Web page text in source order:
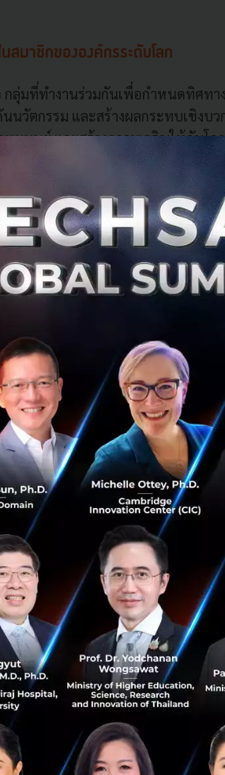
สมาชิกขององค์กรระดับโลก
กลุ่มที่ทำงานร่วมกันเพื่อกำหนดทิศทา
นวัตกรรม และสร้างผลกระทบเชิงบ
พมนุษย์ และสร้างความเจริญให้กับโลก
อง World Economic Forum เช่น คว
พและการดูแลสุขภาพ ธรรมชาติและ
น์จากความเชี่ยวชาญที่หลากหลายใน
ของพันธมิตรกำกับดูแลปัญญาประดิษ
ซึ่งมุ่งเน้นไปที่โครงการริเริ่มการเปลี่
เจริญรุ่งเรืองของโลก”คุณกระทิง เรื
ประกอบไปด้วยสมาชิกที่เป็น
ยผู้ที่จะได้เข้าไปอยู่ใน Forbes
ดอลลาร์สหรัฐต่อปี หรือได้รับเงินทุน
คณะกรรมการคัดเลือกของ Forbes
แพลตฟอร์มที่สามารถเชื่อมต่อกับผู้ปร
วามสนใจและเป้าหมายเดียวกัน ถือ
ณเรืองโรจน์ พูนผล ประธานกลุ่ม
นธนาคารพาณิชย์ที่ใหญ่ที่สุดในประเท
ะดับสูง 5 อันดับแรกของธนาคารกสิก
ชอบบริหาร KBTG บริษัทที่มีพนักงาน
ยดนาม จีน และอินโดนีเซีย ด้วยงบป
นาคารกสิกรไทยแล้ว คุณเรืองโรจน์